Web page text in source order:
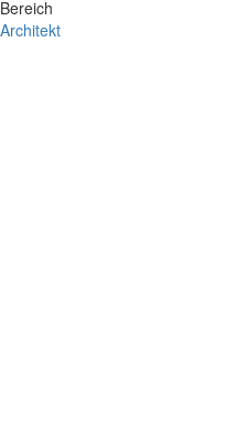
Bereich
Architekt